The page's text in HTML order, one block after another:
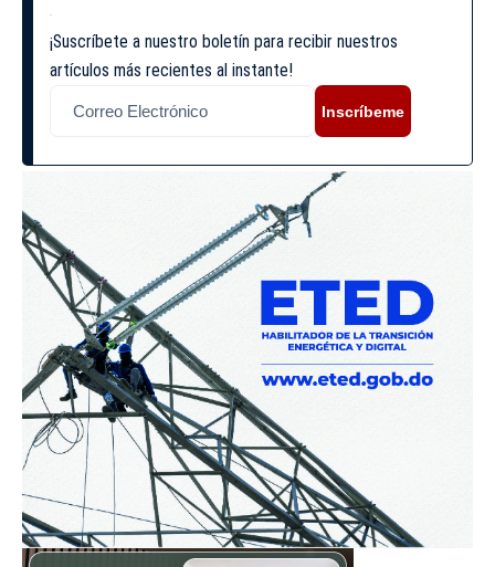
¡Suscríbete a nuestro boletín para recibir nuestros
artículos más recientes al instante!
Inscríbeme